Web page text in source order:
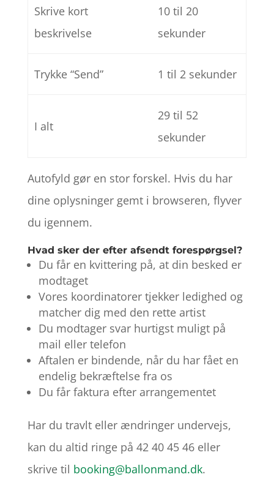
Skrive kort
beskrivelse
10 til 20
sekunder
Trykke “Send” 1 til 2 sekunder
I alt
29 til 52
sekunder
Autofyld gør en stor forskel. Hvis du har
dine oplysninger gemt i browseren, flyver
du igennem.
Hvad sker der efter afsendt forespørgsel?
Du får en kvittering på, at din besked er
modtaget
Vores koordinatorer tjekker ledighed og
matcher dig med den rette artist
Du modtager svar hurtigst muligt på
mail eller telefon
Aftalen er bindende, når du har fået en
endelig bekræftelse fra os
Du får faktura efter arrangementet
Har du travlt eller ændringer undervejs,
kan du altid ringe på 42 40 45 46 eller
skrive til booking@ballonmand.dk.